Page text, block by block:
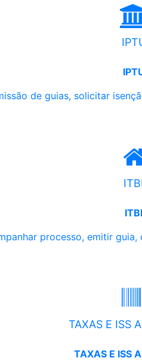
de guias, solicitar
ITBI
processo, emitir
TAXAS E ISS
TAXAS E ISS